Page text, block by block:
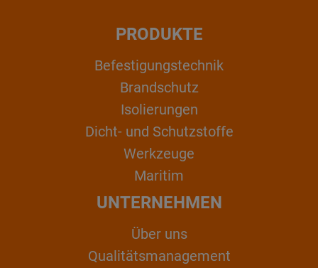
PRODUKTE
Befestigungstechnik
Brandschutz
Isolierungen
Dicht- und Schutzstoffe
Werkzeuge
Maritim
UNTERNEHMEN
Über uns
Qualitätsmanagement